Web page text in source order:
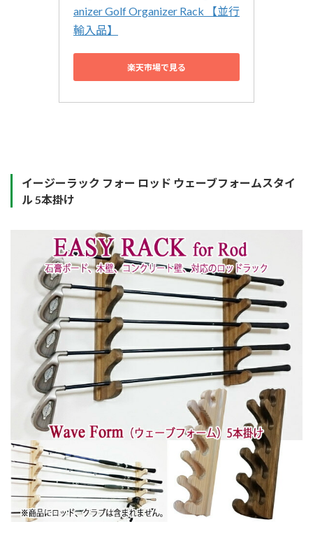
anizer Golf Organizer Rack 【並行
輸入品】
楽天市場で見る
イージーラック フォー ロッド ウェーブフォームスタイ
ル 5本掛け